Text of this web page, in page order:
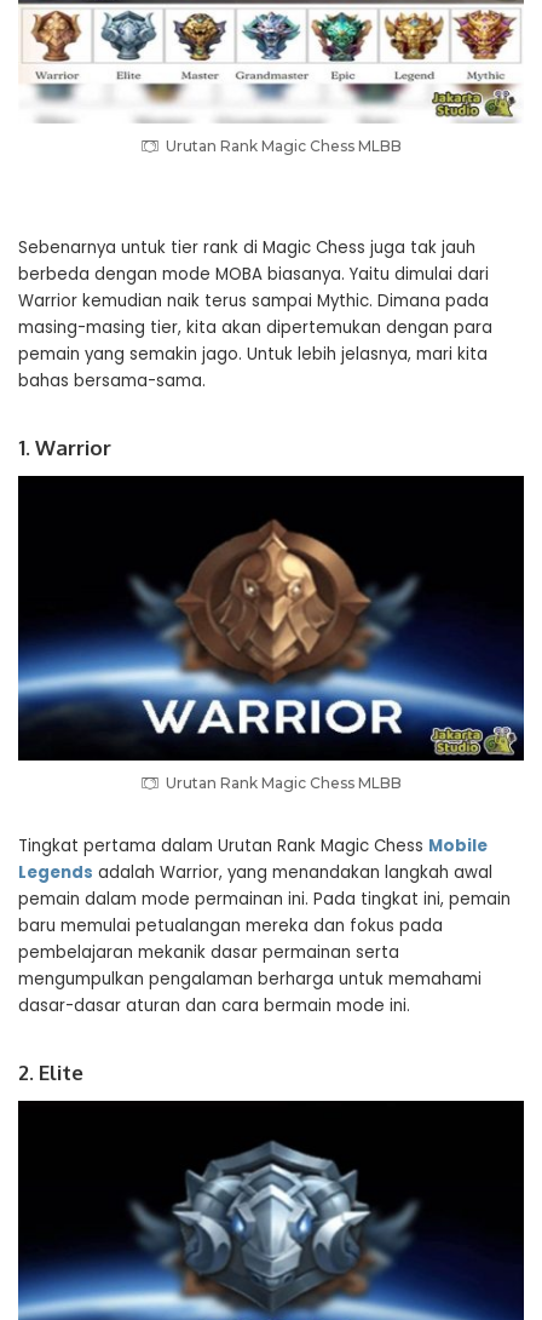
Urutan Rank Magic Chess MLBB
Sebenarnya untuk tier rank di Magic Chess juga tak jauh
berbeda dengan mode MOBA biasanya. Yaitu dimulai dari
Warrior kemudian naik terus sampai Mythic. Dimana pada
masing-masing tier, kita akan dipertemukan dengan para
pemain yang semakin jago. Untuk lebih jelasnya, mari kita
bahas bersama-sama.
1. Warrior
Urutan Rank Magic Chess MLBB
Tingkat pertama dalam Urutan Rank Magic Chess Mobile
Legends adalah Warrior, yang menandakan langkah awal
pemain dalam mode permainan ini. Pada tingkat ini, pemain
baru memulai petualangan mereka dan fokus pada
pembelajaran mekanik dasar permainan serta
mengumpulkan pengalaman berharga untuk memahami
dasar-dasar aturan dan cara bermain mode ini.
2. Elite